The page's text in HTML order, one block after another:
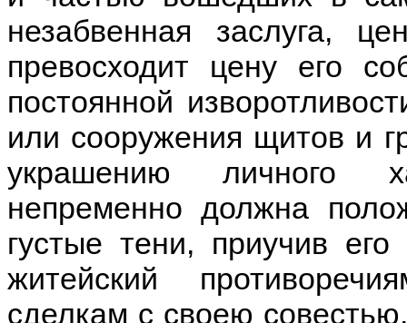
незабвенная заслуга,
превосходит цену его
постоянной
или сооружения щитов и
украшению личного
непременно должна
густые тени, приучив
житейский
сделкам с своею